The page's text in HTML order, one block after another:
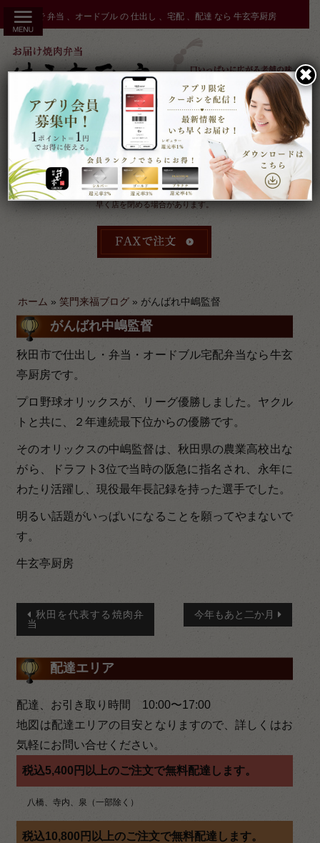
ツ
秋田市 で 弁当 、オードブル の 仕出し 、宅配 、配達 なら 牛玄亭厨房
受付：9時～17時 締切：前日15時まで
定休：元日 その他不定休
ケータリングやその他のご予約により
早く店を閉める場合があります。
ホーム »笑門来福ブログ » がんばれ中嶋監督
がんばれ中嶋監督
秋田市で仕出し・弁当・オードブル宅配弁当なら牛玄
亭厨房です。
プロ野球オリックスが、リーグ優勝しました。ヤクル
トと共に、２年連続最下位からの優勝です。
そのオリックスの中嶋監督は、秋田県の農業高校出な
がら、ドラフト3位で当時の阪急に指名され、永年に
わたり活躍し、現役最年長記録を持った選手でした。
明るい話題がいっぱいになることを願ってやまないで
す。
牛玄亭厨房
投
稿
ナ
ビ
ゲ
ー
シ
ョ
ン
秋田を代表する焼肉弁
当
今年もあと二か月
配達エリア
配達、お引き取り時間 10:00〜17:00
地図は配達エリアの目安となりますので、詳しくはお
気軽にお問い合せください。
税込5,400円以上のご注文で無料配達します。
八橋、寺内、泉（一部除く）
税込10,800円以上のご注文で無料配達します。
✖︎